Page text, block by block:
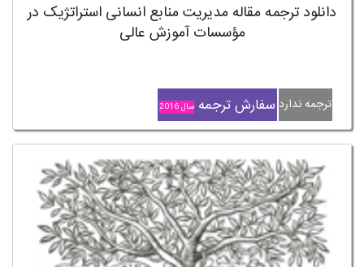
دانلود ترجمه مقاله مدیریت منابع انسانی استراتژیک در
مؤسسات آموزش عالی
ترجمه ندارد سفارش ترجمه سال 2016